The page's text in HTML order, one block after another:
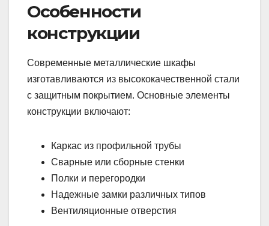
Особенности
конструкции
Современные металлические шкафы
изготавливаются из высококачественной стали
с защитным покрытием. Основные элементы
конструкции включают:
Каркас из профильной трубы
Сварные или сборные стенки
Полки и перегородки
Надежные замки различных типов
Вентиляционные отверстия